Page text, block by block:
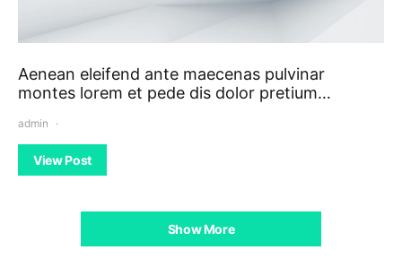
Aenean eleifend ante maecenas pulvinar
montes lorem et pede dis dolor pretium…
admin
View Post
Show More